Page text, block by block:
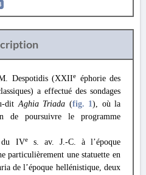
Despotidis (XXIIe
éphorie des
a effectué des sondages
ditAghia Triada (fig. 1), où la
de poursuivre le programme
du IVes. av. J.-C. à l’époque
particulièrement une statuette en
de l’époque hellénistique, deux